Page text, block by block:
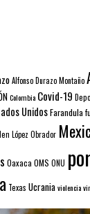
Alfonso Durazo Montaño
Colombia Covid-19
UnidosFarandula
López Obrador
Oaxaca OMS ONU
Texas Ucraniaviolencia